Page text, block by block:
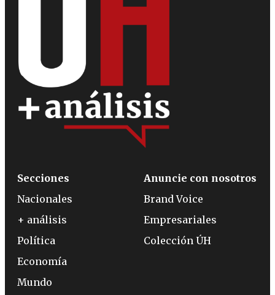
Secciones
Nacionales
+ análisis
Política
Economía
Mundo
Anuncie con nosotros
Brand Voice
Empresariales
Colección ÚH